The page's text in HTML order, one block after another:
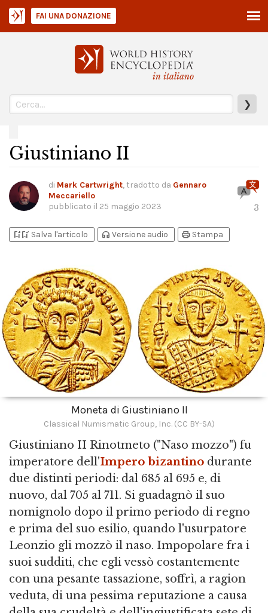
in italiano
❯
FAI UNA DONAZIONE
Giustiniano II
di Mark Cartwright, tradotto da Gennaro
Meccariello
pubblicato il 25 maggio 2023 3
bookmark_addbookmark_added Salva l'articolo headphones Versione audio print Stampa
Moneta di Giustiniano II
Classical Numismatic Group, Inc. (CC BY-SA)
Giustiniano II Rinotmeto ("Naso mozzo") fu
imperatore dell'Impero bizantino durante
due distinti periodi: dal 685 al 695 e, di
nuovo, dal 705 al 711. Si guadagnò il suo
nomignolo dopo il primo periodo di regno
e prima del suo esilio, quando l'usurpatore
Leonzio gli mozzò il naso. Impopolare fra i
suoi sudditi, che egli vessò costantemente
con una pesante tassazione, soffrì, a ragion
veduta, di una pessima reputazione a causa